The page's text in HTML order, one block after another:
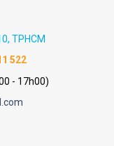
TPHCM
522
- 17h00)